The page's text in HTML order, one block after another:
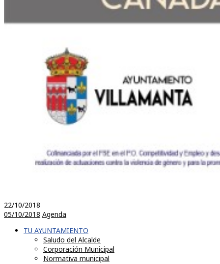
22/10/2018
05/10/2018 Agenda
TU AYUNTAMIENTO
Saludo del Alcalde
Corporación Municipal
Normativa municipal